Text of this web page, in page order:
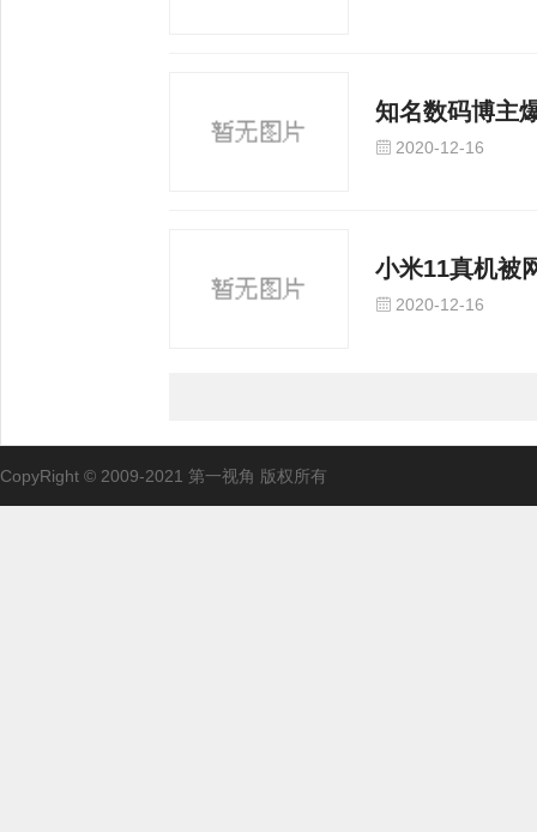
知名数码博主
2020-12-16
小米11真机被
2020-12-16
CopyRight © 2009-2021 第一视角 版权所有